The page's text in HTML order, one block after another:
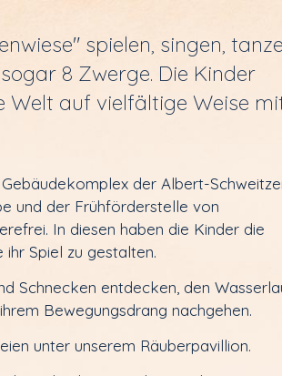
spielen, singen,
8 Zwerge. Die Kinder
Welt auf vielfältige Weise
der Albert-
und der Frühförderstelle von
In diesen haben die Kinder die
Spiel zu gestalten.
Schnecken entdecken, den
Bewegungsdrang nachgehen.
unter unserem Räuberpavillion.